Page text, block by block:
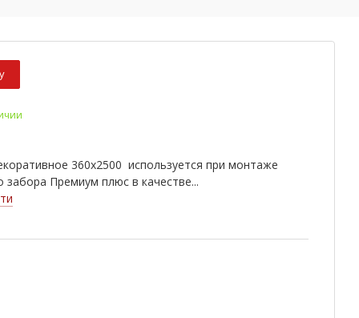
360х2500 используется при монтаже
забора Премиум плюс в качестве...